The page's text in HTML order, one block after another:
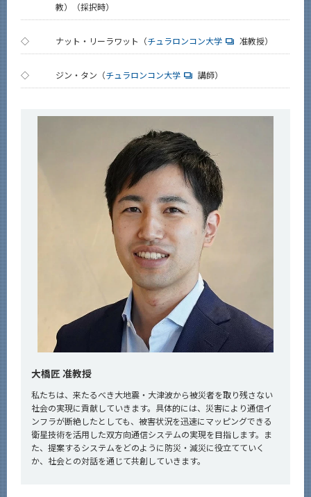
教）（採択時）
◇ ナット・リーラワット（チュラロンコン大学 准教授）
◇ ジン・タン（チュラロンコン大学 講師）
大橋匠 准教授
私たちは、来たるべき大地震・大津波から被災者を取り残さない
社会の実現に貢献していきます。具体的には、災害により通信イ
ンフラが断絶したとしても、被害状況を迅速にマッピングできる
衛星技術を活用した双方向通信システムの実現を目指します。ま
た、提案するシステムをどのように防災・減災に役立てていく
か、社会との対話を通じて共創していきます。